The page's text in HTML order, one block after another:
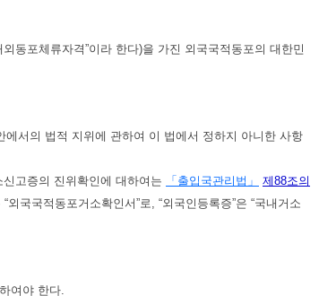
동포체류자격”이라 한다)을 가진 외국국적동포의 대한민
서의 법적 지위에 관하여 이 법에서 정하지 아니한 사항
고증의 진위확인에 대하여는
「출입국관리법」
제88조의
외국국적동포거소확인서”로, “외국인등록증”은 “국내거소
여야 한다.